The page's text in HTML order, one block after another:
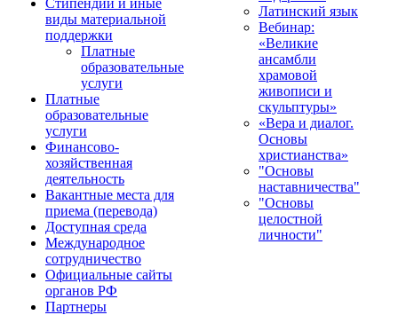
Стипендии и иные
виды материальной
поддержки
Платные
образовательные
услуги
Платные
образовательные
услуги
Финансово-
хозяйственная
деятельность
Вакантные места для
приема (перевода)
Доступная среда
Международное
сотрудничество
Официальные сайты
органов РФ
Партнеры
Латинский язык
Вебинар:
«Великие
ансамбли
храмовой
живописи и
скульптуры»
«Вера и диалог.
Основы
христианства»
"Основы
наставничества"
"Основы
целостной
личности"